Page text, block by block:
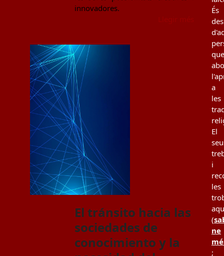
innovadores.
El tránsito hacia las
sociedades de
conocimiento y la
És
des
que
a
les
El
i
les
(
ne
;